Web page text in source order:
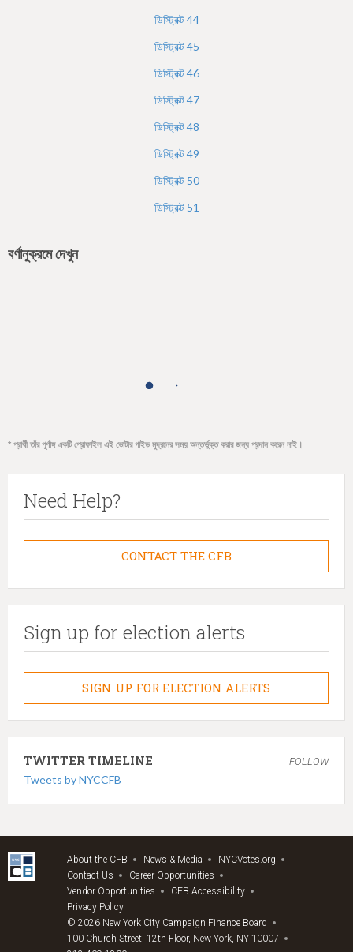
ডিস্ট্রিক্ট44
ডিস্ট্রিক্ট45
ডিস্ট্রিক্ট46
ডিস্ট্রিক্ট47
ডিস্ট্রিক্ট48
ডিস্ট্রিক্ট49
ডিস্ট্রিক্ট 50
ডিস্ট্রিক্ট 51
বর্ণানুক্রমে দেখুন
* প্রার্থী তাঁর পূর্ণাঙ্গ একটি প্রোফাইল এই ভোটার গাইড মুদ্রনের সময় অন্তর্ভুক্ত করার জন্য প্রদান করেন নাই।
Need Help?
CONTACT THE CFB
Sign up for election alerts
SIGN UP FOR ELECTION ALERTS
TWITTER TIMELINE FOLLOW
Tweets by NYCCFB
About the CFB News & Media
NYCVotes.org
Contact Us
Career Opportunities
Vendor Opportunities
CFB Accessibility
Privacy Policy
© 2026 New York City Campaign Finance Board
100 Church Street, 12th Floor, New York, NY 10007